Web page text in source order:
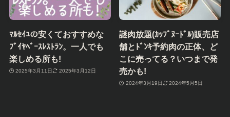
ﾏﾙｾｲﾕの安くておすすめな
ﾌﾞｲﾔﾍﾞｰｽﾚｽﾄﾗﾝ。一人でも
楽しめる所も!
2025年3月11日 2025年3月12日
謎肉放題(ｶｯﾌﾟﾇｰﾄﾞﾙ)販売店
舗とﾄﾞﾝｷ予約肉の正体、ど
こに売ってる？いつまで発
売かも!
2024年3月19日 2024年5月5日